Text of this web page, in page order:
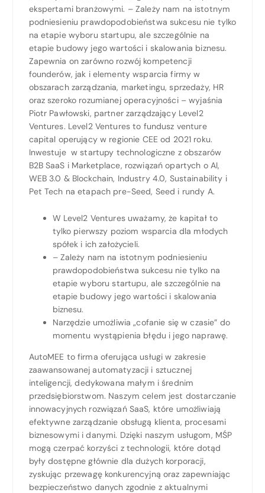
ekspertami branżowymi. – Zależy nam na istotnym
podniesieniu prawdopodobieństwa sukcesu nie tylko
na etapie wyboru startupu, ale szczególnie na
etapie budowy jego wartości i skalowania biznesu.
Zapewnia on zarówno rozwój kompetencji
founderów, jak i elementy wsparcia firmy w
obszarach zarządzania, marketingu, sprzedaży, HR
oraz szeroko rozumianej operacyjności – wyjaśnia
Piotr Pawłowski, partner zarządzający Level2
Ventures. Level2 Ventures to fundusz venture
capital operujący w regionie CEE od 2021 roku.
Inwestuje w startupy technologiczne z obszarów
B2B SaaS i Marketplace, rozwiązań opartych o AI,
WEB 3.0 & Blockchain, Industry 4.0, Sustainability i
Pet Tech na etapach pre-Seed, Seed i rundy A.
W Level2 Ventures uważamy, że kapitał to
tylko pierwszy poziom wsparcia dla młodych
spółek i ich założycieli.
– Zależy nam na istotnym podniesieniu
prawdopodobieństwa sukcesu nie tylko na
etapie wyboru startupu, ale szczególnie na
etapie budowy jego wartości i skalowania
biznesu.
Narzędzie umożliwia „cofanie się w czasie” do
momentu wystąpienia błędu i jego naprawę.
AutoMEE to firma oferująca usługi w zakresie
zaawansowanej automatyzacji i sztucznej
inteligencji, dedykowana małym i średnim
przedsiębiorstwom. Naszym celem jest dostarczanie
innowacyjnych rozwiązań SaaS, które umożliwiają
efektywne zarządzanie obsługą klienta, procesami
biznesowymi i danymi. Dzięki naszym usługom, MŚP
mogą czerpać korzyści z technologii, które dotąd
były dostępne głównie dla dużych korporacji,
zyskując przewagę konkurencyjną oraz zapewniając
bezpieczeństwo danych zgodnie z aktualnymi